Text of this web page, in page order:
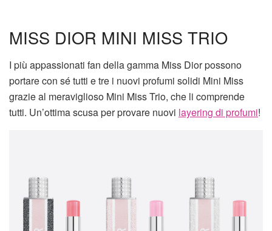
MISS DIOR MINI MISS TRIO
I più appassionati fan della gamma Miss Dior possono
portare con sé tutti e tre i nuovi profumi solidi Mini Miss
grazie al meraviglioso Mini Miss Trio, che li comprende
tutti. Un’ottima scusa per provare nuovi layering di profumi!